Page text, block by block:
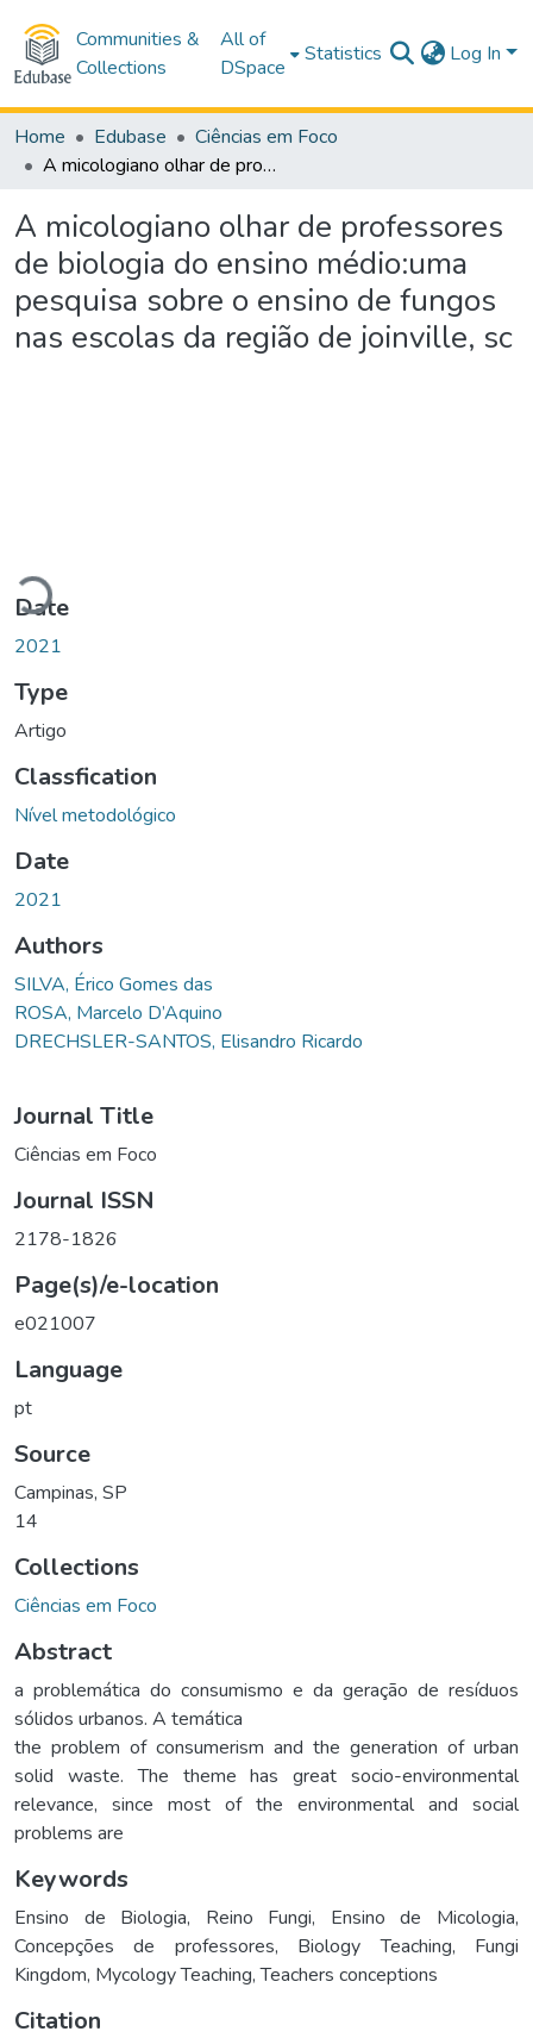
Communities &
Collections
All of
DSpace
Statistics Log In
Home Edubase
Ciências em Foco
A micologiano olhar de professores de biologia do ensino médio:uma pesquisa sobre o ensino de fungos nas escolas da região de joinville, sc
A micologiano olhar de professores
de biologia do ensino médio:uma
pesquisa sobre o ensino de fungos
nas escolas da região de joinville, sc
Loading...
Date
2021
Type
Artigo
Classfication
Nível metodológico
Date
2021
Authors
SILVA, Érico Gomes das
ROSA, Marcelo D’Aquino
DRECHSLER-SANTOS, Elisandro Ricardo
Journal Title
Ciências em Foco
Journal ISSN
2178-1826
Page(s)/e-location
e021007
Language
pt
Source
Campinas, SP
14
Collections
Ciências em Foco
Abstract
a problemática do consumismo e da geração de resíduos
sólidos urbanos. A temática
the problem of consumerism and the generation of urban
solid waste. The theme has great socio-environmental
relevance, since most of the environmental and social
problems are
Keywords
Ensino de Biologia, Reino Fungi, Ensino de Micologia,
Concepções de professores, Biology Teaching, Fungi
Kingdom, Mycology Teaching,Teachers conceptions
Citation